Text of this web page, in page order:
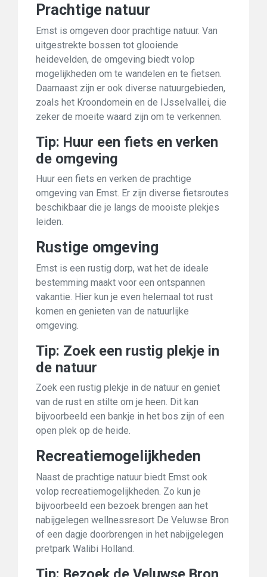
Prachtige natuur
Emst is omgeven door prachtige natuur. Van
uitgestrekte bossen tot glooiende
heidevelden, de omgeving biedt volop
mogelijkheden om te wandelen en te fietsen.
Daarnaast zijn er ook diverse natuurgebieden,
zoals het Kroondomein en de IJsselvallei, die
zeker de moeite waard zijn om te verkennen.
Tip: Huur een fiets en verken
de omgeving
Huur een fiets en verken de prachtige
omgeving van Emst. Er zijn diverse fietsroutes
beschikbaar die je langs de mooiste plekjes
leiden.
Rustige omgeving
Emst is een rustig dorp, wat het de ideale
bestemming maakt voor een ontspannen
vakantie. Hier kun je even helemaal tot rust
komen en genieten van de natuurlijke
omgeving.
Tip: Zoek een rustig plekje in
de natuur
Zoek een rustig plekje in de natuur en geniet
van de rust en stilte om je heen. Dit kan
bijvoorbeeld een bankje in het bos zijn of een
open plek op de heide.
Recreatiemogelijkheden
Naast de prachtige natuur biedt Emst ook
volop recreatiemogelijkheden. Zo kun je
bijvoorbeeld een bezoek brengen aan het
nabijgelegen wellnessresort De Veluwse Bron
of een dagje doorbrengen in het nabijgelegen
pretpark Walibi Holland.